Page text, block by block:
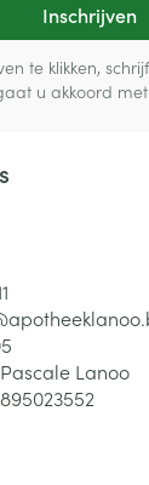
Inschrijven
te klikken,
u akkoord
Pascale Lanoo